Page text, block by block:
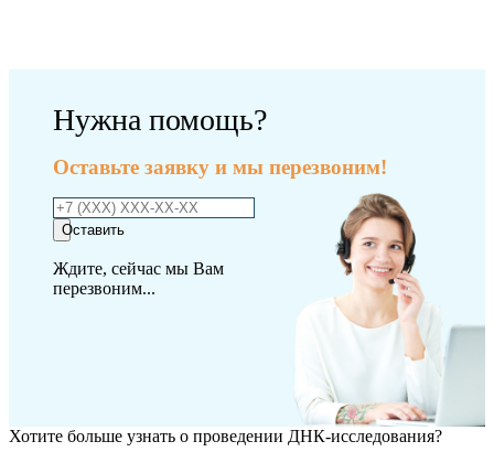
Нужна помощь?
Оставьте заявку и мы перезвоним!
Оставить
Ждите, сейчас мы Вам
перезвоним...
Хотите больше узнать о проведении ДНК-исследования?